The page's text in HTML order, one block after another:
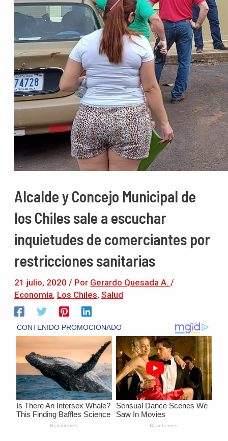
Alcalde y Concejo Municipal de
los Chiles sale a escuchar
inquietudes de comerciantes por
restricciones sanitarias
21 julio, 2020 / Por Gerardo Quesada A. /
Economía, Los Chiles, Salud